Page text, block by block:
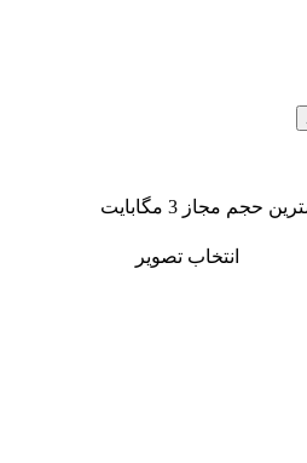
انتخاب تصویر